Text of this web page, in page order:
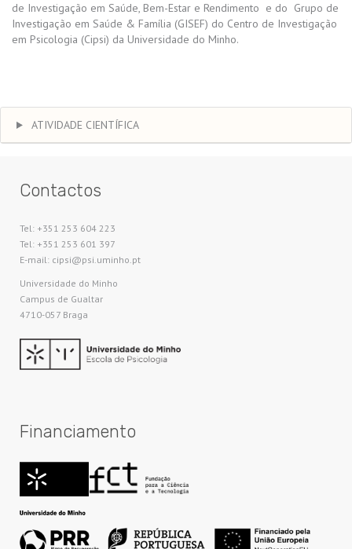
de Investigação em Saúde, Bem-Estar e Rendimento e do Grupo de
Investigação em Saúde & Família (GISEF) do Centro de Investigação
em Psicologia (Cipsi) da Universidade do Minho.
ATIVIDADE CIENTÍFICA
Contactos
Tel: +351 253 604 223
Tel: +351 253 601 397
E-mail: cipsi@psi.uminho.pt
Universidade do Minho​
Campus de Gualtar
4710-057 Braga
Financiamento